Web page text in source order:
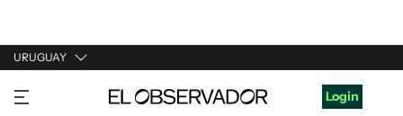
URUGUAY
URUGUAY Login